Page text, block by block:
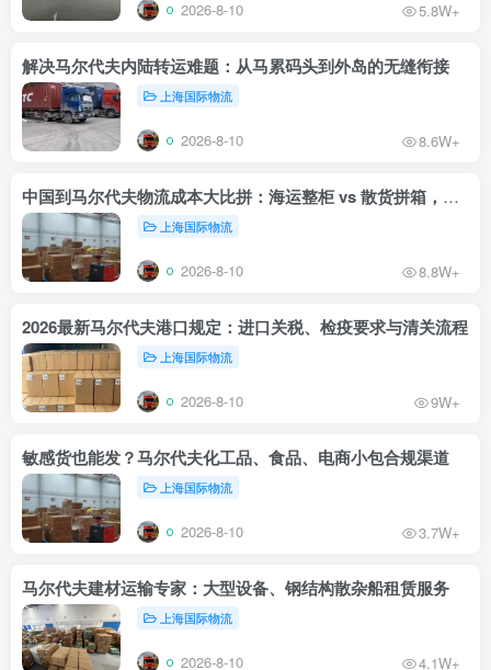
2026-8-10 5.8W+
解决马尔代夫内陆转运难题：从马累码头到外岛的无缝衔接
上海国际物流
2026-8-10 8.6W+
中国到马尔代夫物流成本大比拼：海运整柜 vs 散货拼箱，哪个更划算？
上海国际物流
2026-8-10 8.8W+
2026最新马尔代夫港口规定：进口关税、检疫要求与清关流程
上海国际物流
2026-8-10 9W+
敏感货也能发？马尔代夫化工品、食品、电商小包合规渠道
上海国际物流
2026-8-10 3.7W+
马尔代夫建材运输专家：大型设备、钢结构散杂船租赁服务
上海国际物流
2026-8-10 4.1W+